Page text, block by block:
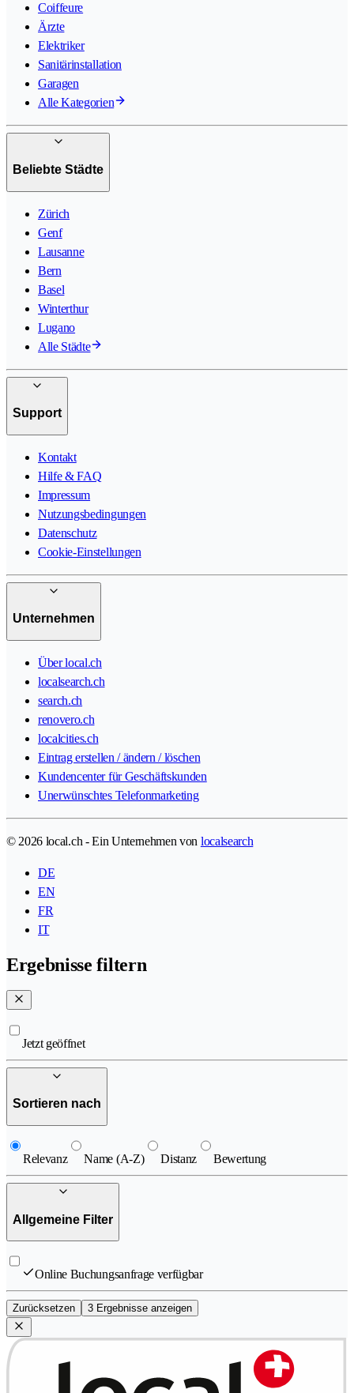
Coiffeure
Ärzte
Elektriker
Sanitärinstallation
Garagen
Alle Kategorien
Beliebte Städte
Zürich
Genf
Lausanne
Bern
Basel
Winterthur
Lugano
Alle Städte
Support
Kontakt
Hilfe & FAQ
Impressum
Nutzungsbedingungen
Datenschutz
Cookie-Einstellungen
Unternehmen
Über local.ch
localsearch.ch
search.ch
renovero.ch
localcities.ch
Eintrag erstellen / ändern / löschen
Kundencenter für Geschäftskunden
Unerwünschtes Telefonmarketing
© 2026 local.ch - Ein Unternehmen von localsearch
DE
EN
FR
IT
Ergebnisse filtern
Jetzt geöffnet
Sortieren nach
Relevanz Name (A-Z) Distanz Bewertung
Allgemeine Filter
Online Buchungsanfrage verfügbar
Zurücksetzen 3 Ergebnisse anzeigen